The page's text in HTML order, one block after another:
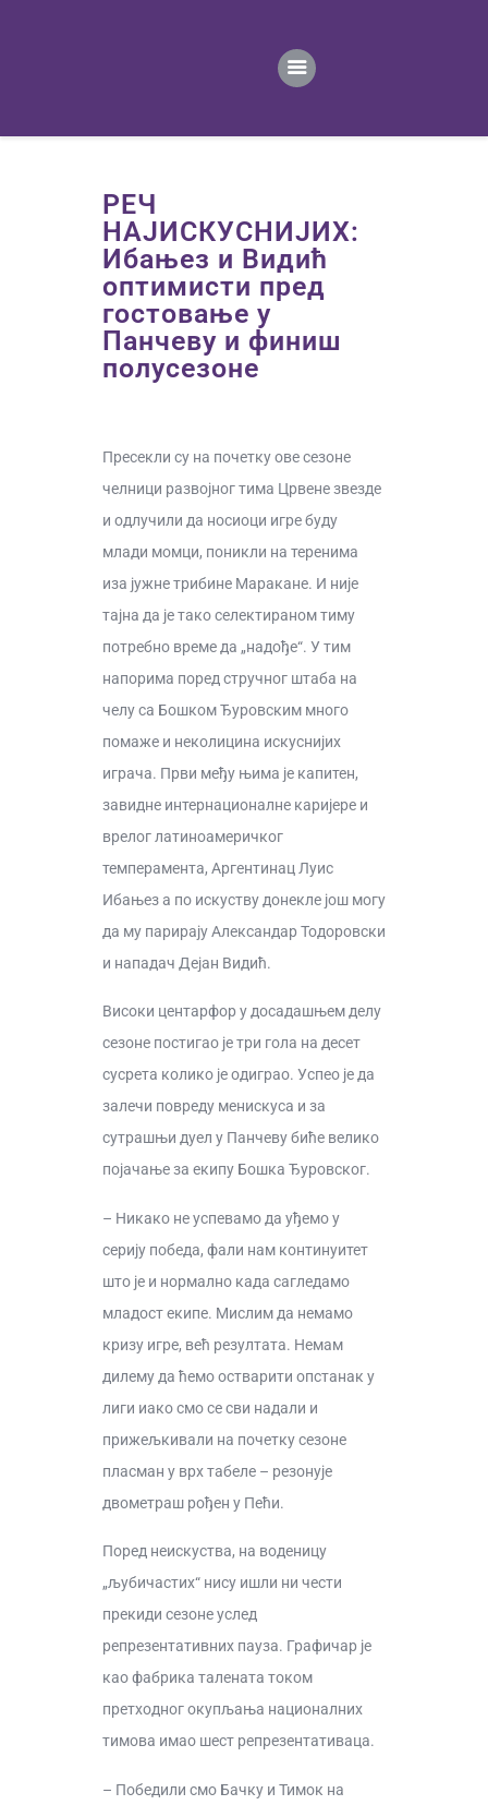
ПРОДАВНИЦА
КОНТАКТ
РЕЧ
НАЈИСКУСНИЈИХ:
Ибањез и Видић
оптимисти пред
гостовање у
Панчеву и финиш
полусезоне
Пресекли су на почетку ове сезоне
челници развојног тима Црвене звезде
и одлучили да носиоци игре буду
млади момци, поникли на теренима
иза јужне трибине Маракане. И није
тајна да је тако селектираном тиму
потребно време да „надође“. У тим
напорима поред стручног штаба на
челу са Бошком Ђуровским много
помаже и неколицина искуснијих
играча. Први међу њима је капитен,
завидне интернационалне каријере и
врелог латиноамеричког
темперамента, Аргентинац Луис
Ибањез а по искуству донекле још могу
да му парирају Александар Тодоровски
и нападач Дејан Видић.
Високи центарфор у досадашњем делу
сезоне постигао је три гола на десет
сусрета колико је одиграо. Успео је да
залечи повреду менискуса и за
сутрашњи дуел у Панчеву биће велико
појачање за екипу Бошка Ђуровског.
– Никако не успевамо да уђемо у
серију победа, фали нам континуитет
што је и нормално када сагледамо
младост екипе. Мислим да немамо
кризу игре, већ резултата. Немам
дилему да ћемо остварити опстанак у
лиги иако смо се сви надали и
прижељкивали на почетку сезоне
пласман у врх табеле – резонује
двометраш рођен у Пећи.
Поред неискуства, на воденицу
„љубичастих“ нису ишли ни чести
прекиди сезоне услед
репрезентативних пауза. Графичар је
као фабрика талената током
претходног окупљања националних
тимова имао шест репрезентативаца.
– Победили смо Бачку и Тимок на